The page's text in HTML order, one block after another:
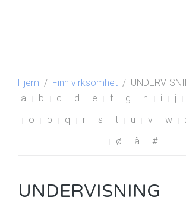
Hjem Finn virksomhet
a
b c d e f g h i j
o
p q r s t u v w
ø
å #
UNDERVISNING